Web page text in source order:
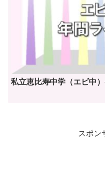
私立恵比寿中学（エビ中
スポン